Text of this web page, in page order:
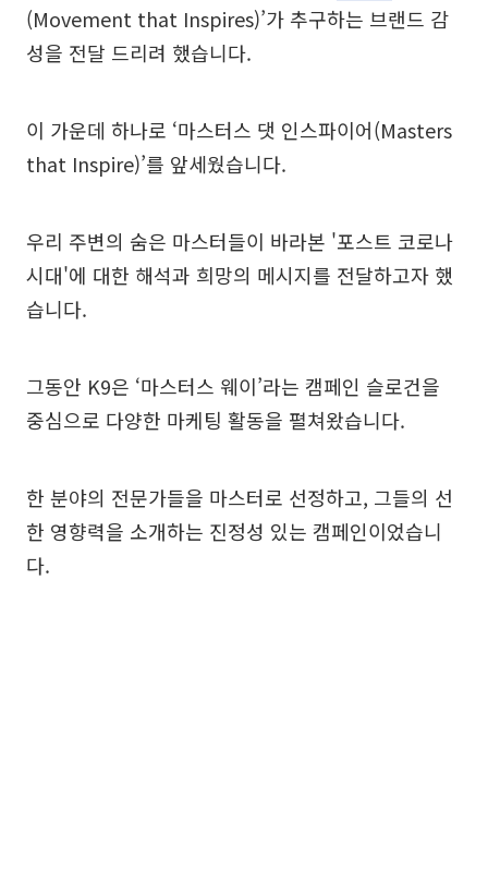
(Movement that Inspires)’가 추구하는 브랜드 감
성을 전달 드리려 했습니다.
이 가운데 하나로 ‘마스터스 댓 인스파이어(Masters
that Inspire)’를 앞세웠습니다.
우리 주변의 숨은 마스터들이 바라본 '포스트 코로나
시대'에 대한 해석과 희망의 메시지를 전달하고자 했
습니다.
그동안 K9은 ‘마스터스 웨이’라는 캠페인 슬로건을
중심으로 다양한 마케팅 활동을 펼쳐왔습니다.
한 분야의 전문가들을 마스터로 선정하고, 그들의 선
한 영향력을 소개하는 진정성 있는 캠페인이었습니
다.